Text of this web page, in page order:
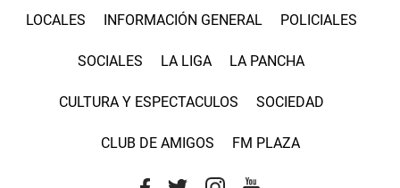
LOCALES INFORMACIÓN GENERAL POLICIALES
SOCIALES LA LIGA LA PANCHA
CULTURA Y ESPECTACULOS SOCIEDAD
CLUB DE AMIGOS FM PLAZA